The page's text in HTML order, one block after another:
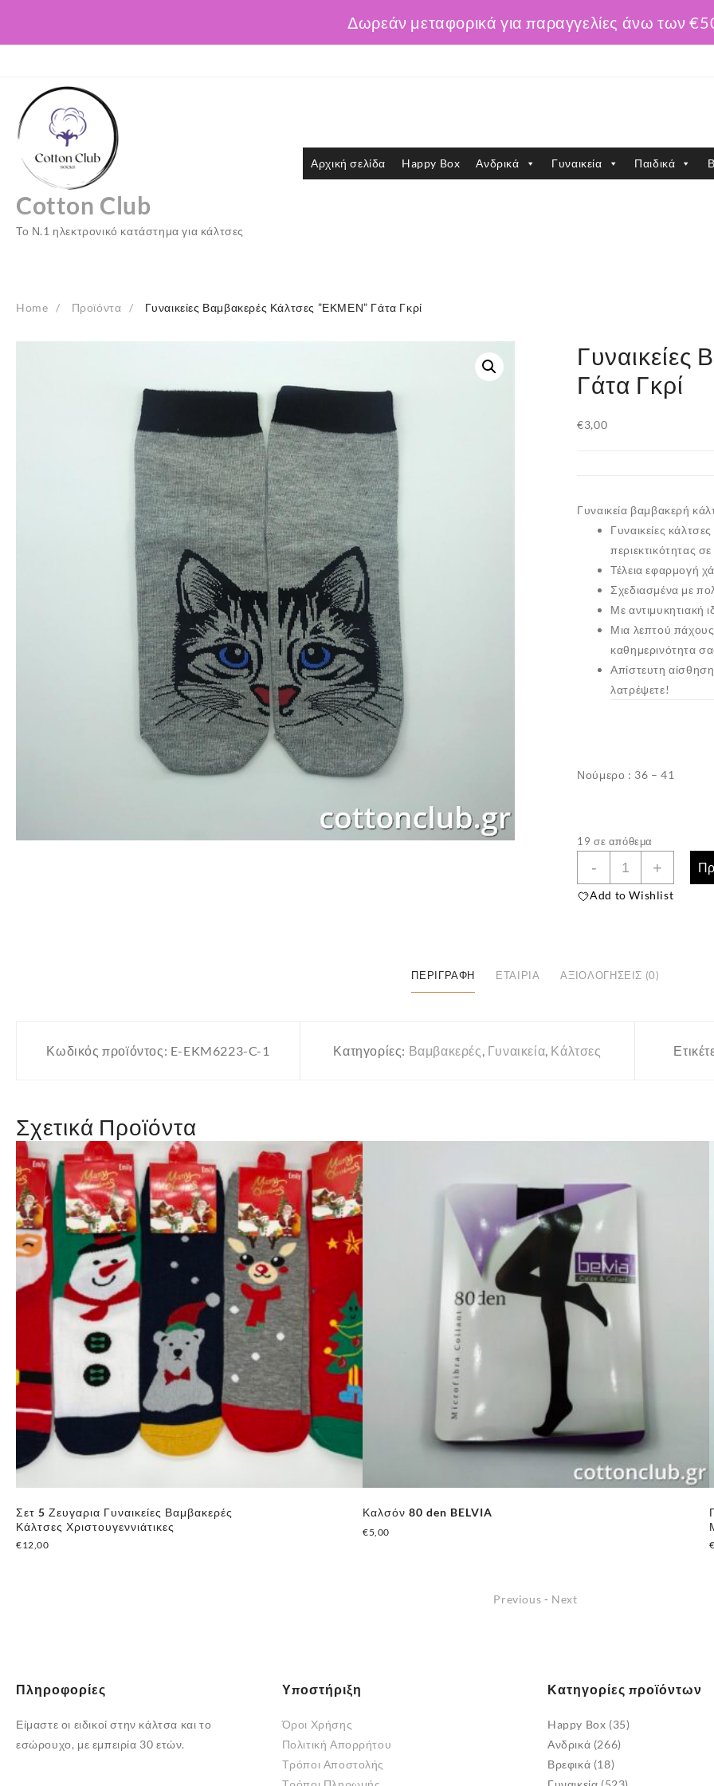
Δωρεάν μεταφορικά για παραγγελίες άνω των
content
Cotton Club
Το Ν.1 ηλεκτρονικό κατάστημα για κάλτσες
Αρχική σελίδα Happy Box Ανδρικά Γυναικεία Παιδικά
Home Προϊόντα Γυναικείες Βαμβακερές Κάλτσες ”ΕΚΜΕΝ” Γάτα Γκρί
Γάτα Γκρί
€3,00
Γυναικεία βαμβακερή
Γυναικείες κάλτσες
περιεκτικότητας
Τέλεια εφαρμογή
Σχεδιασμένα με
Με αντιμυκητιακή
Μια λεπτού
καθημερινότητα
Απίστευτη
λατρέψετε!
Νούμερο : 36 – 41
19 σε απόθεμα
-
Γυναικείες
Βαμβακερές
Κάλτσες
ποσότητα
+
Add to Wishlist
ΠΕΡΙΓΡΑΦΉ ΕΤΑΙΡΊΑ ΑΞΙΟΛΟΓΉΣΕΙΣ (0)
Κωδικός προϊόντος: E-EKM6223-C-1 Κατηγορίες: Βαμβακερές, Γυναικεία, Κάλτσες
Σχετικά Προϊόντα
Σετ 5 Ζευγαρια Γυναικείες Βαμβακερές
Κάλτσες Χριστουγεννιάτικες
€12,00
Καλσόν 80 den BELVIA
€5,00
€
Previous - Next
Πληροφορίες
Είμαστε οι ειδικοί στην κάλτσα και το
εσώρουχο, με εμπειρία 30 ετών.
Υποστήριξη
Όροι Χρήσης
Πολιτική Απορρήτου
Τρόποι Αποστολής
Κατηγορίες προϊόντων
Happy Box (35)
Ανδρικά (266)
Βρεφικά (18)